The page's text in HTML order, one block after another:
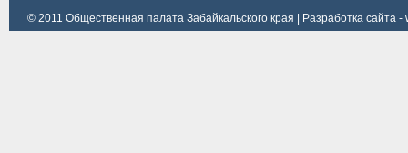
© 2011 Общественная палата Забайкальского края |
Разработка сайта -